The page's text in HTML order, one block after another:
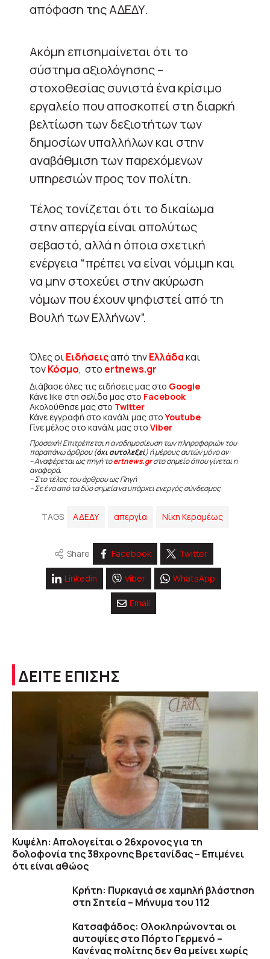
απόφαση της ΑΔΕΔΥ.
Ακόμη επισημαίνεται ότι το
σύστημα αξιολόγησης –
στοχοθεσίας συνιστά ένα κρίσιμο
εργαλείο που αποσκοπεί στη διαρκή
βελτίωση των δεξιοτήτων των
δημοσίων υπαλλήλων και στην
αναβάθμιση των παρεχόμενων
υπηρεσιών προς τον πολίτη.
Τέλος τονίζεται ότι το δικαίωμα
στην απεργία είναι απολύτως
σεβαστό, αλλά η όποια σχετική
ενέργεια “πρέπει να είναι νόμιμη και
να μην στοχεύει στην ακύρωση
νόμων που έχουν ψηφιστεί από τη
Βουλή των Ελλήνων”.
Όλες οιΕιδήσειςαπό τηνΕλλάδακαι
τονΚόσμο, στο ertnews.gr
Διάβασε όλες τις ειδήσεις μας στο Google
Κάνε like στη σελίδα μας στο Facebook
Ακολούθησε μας στο Twitter
Κάνε εγγραφή στο κανάλι μας στοYoutube
Γίνε μέλος στο κανάλι μας στο Viber
Προσοχή! Επιτρέπεται η αναδημοσίευση των πληροφοριών του
παραπάνω άρθρου (όχι αυτολεξεί) ή μέρους αυτών μόνο αν:
– Αναφέρεται ως πηγή τοertnews.grστο σημείο όπου γίνεται η
αναφορά.
– Στο τέλος του άρθρου ως Πηγή
– Σε ένα από τα δύο σημεία να υπάρχει ενεργός σύνδεσμος
TAGS ΑΔΕΔΥ απεργία Νίκη Κεραμέως
Share Facebook Twitter
Linkedin Viber WhatsApp
Email
ΔΕΙΤΕ ΕΠΙΣΗΣ
Κυψέλη: Απολογείται ο 26χρονος για τη
δολοφονία της 38χρονης Βρετανίδας – Επιμένει
ότι είναι αθώος
Κρήτη: Πυρκαγιά σε χαμηλή βλάστηση
στη Σητεία – Μήνυμα του 112
Κατσαφάδος: Ολοκληρώνονται οι
αυτοψίες στο Πόρτο Γερμενό –
Κανένας πολίτης δεν θα μείνει χωρίς